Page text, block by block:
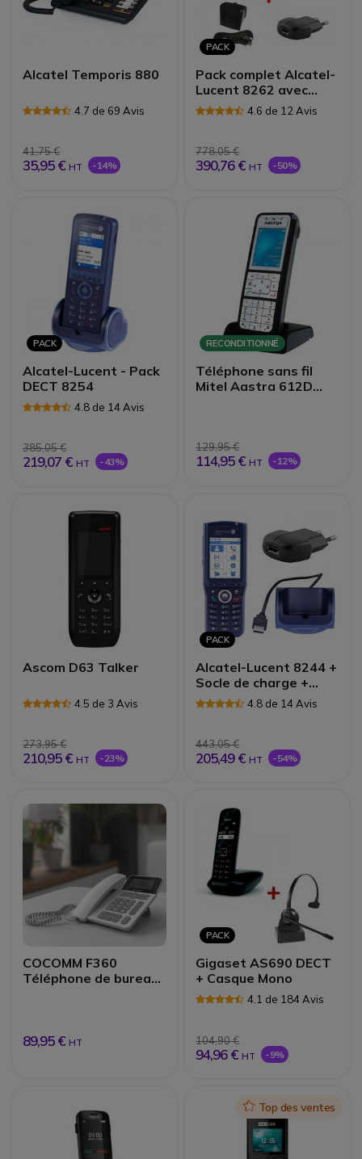
Alcatel Temporis 880
4.7 de 69 Avis
41,75 €
35,95 € HT -14%
PACK
Pack complet Alcatel-
Lucent 8262 avec
chargeur et
alimentation
4.6 de 12 Avis
778,05 €
390,76 € HT -50%
PACK
Alcatel-Lucent - Pack
DECT 8254
4.8 de 14 Avis
385,05 €
219,07 € HT -43%
RECONDITIONNÉ
Téléphone sans fil
Mitel Aastra 612D
129,95 €
114,95 € HT -12%
Ascom D63 Talker
4.5 de 3 Avis
273,95 €
210,95 € HT -23%
PACK
Alcatel-Lucent 8244 +
Socle de charge +
Alimentation4.8 de 14 Avis
443,05 €
205,49 € HT -54%
COCOMM F360
Téléphone de bureau
89,95 € HT
PACK
Gigaset AS690 DECT
+ Casque Mono
4.1 de 184 Avis
104,90 €
94,96 € HT -9%
IconTop des ventes